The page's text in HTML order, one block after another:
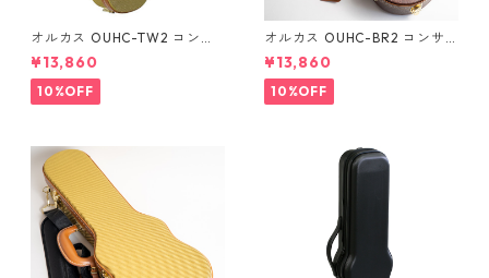
オルカス OUHC-TW2 コンサ
ートウクレレ用ハードケース
¥13,860
10%OFF
オルカス OUHC-BR2 コンサ
ートウクレレ用ハードケース
¥13,860
10%OFF